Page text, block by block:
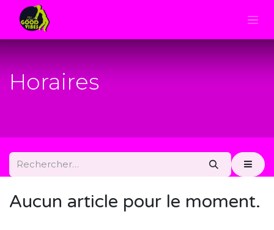
Horaires
Aucun article pour le moment.